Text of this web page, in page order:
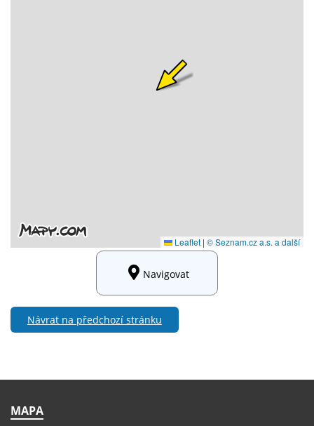
Navigovat
Návrat na předchozí stránku
MAPA